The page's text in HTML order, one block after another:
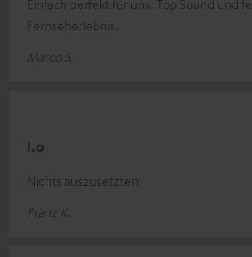
Einfach perfekt für uns. Top Sound und
Fernseherlebnis.
Marco S.
I.o
Nichts auszusetzten
Franz K.